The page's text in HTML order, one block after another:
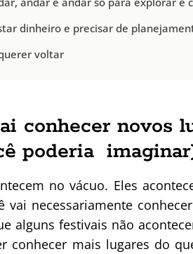
dinheiro e precisar de
voltar
conhecer novos
poderia
no vácuo. Eles
vai necessariamente
alguns festivais não
conhecer mais lugares do